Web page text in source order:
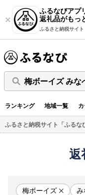
ふるなびアプ
返礼品がもっ
ふるさと納税サイト
梅ボーイズ みな
ランキング 地域一覧
ふるさと納税サイト「ふるな
返
梅ボーイズ み